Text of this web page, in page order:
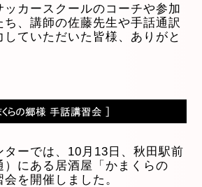
カースクールのコーチや参加
ち、講師の佐藤先生や手話通訳
ていただいた皆様、ありがと
ターでは、10月13日、秋田駅前
）にある居酒屋「かまくらの
を開催しました。